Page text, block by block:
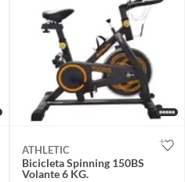
ATHLETIC
Bicicleta Spinning 150BS
Volante 6 KG.